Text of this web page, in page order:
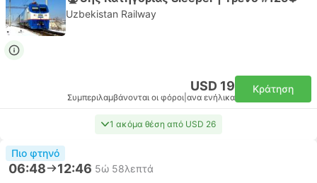
Uzbekistan Railway
USD 19
Συμπεριλαμβάνονται οι φόροι ανα ενήλικα
Κράτηση
1 ακόμα θέση από USD 26
Πιο φτηνό
06:48 12:46 5ώ 58λεπτά